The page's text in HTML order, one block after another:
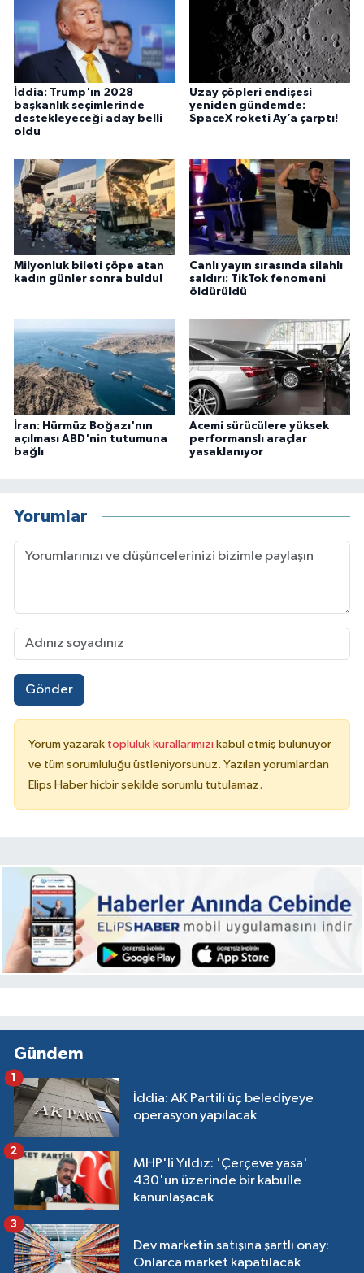
İddia: Trump'ın 2028
başkanlık seçimlerinde
destekleyeceği aday belli
oldu
Uzay çöpleri endişesi
yeniden gündemde:
SpaceX roketi Ay’a çarptı!
Milyonluk bileti çöpe atan
kadın günler sonra buldu!
Canlı yayın sırasında silahlı
saldırı: TikTok fenomeni
öldürüldü
İran: Hürmüz Boğazı'nın
açılması ABD'nin tutumuna
bağlı
Acemi sürücülere yüksek
performanslı araçlar
yasaklanıyor
Yorumlar
Gönder
Yorum yazarak topluluk kurallarımızı kabul etmiş bulunuyor
ve tüm sorumluluğu üstleniyorsunuz. Yazılan yorumlardan
Elips Haber hiçbir şekilde sorumlu tutulamaz.
Gündem
İddia: AK Partili üç belediyeye
operasyon yapılacak
1
MHP'li Yıldız: 'Çerçeve yasa'
430'un üzerinde bir kabulle
kanunlaşacak
2
Dev marketin satışına şartlı onay:
Onlarca market kapatılacak
3